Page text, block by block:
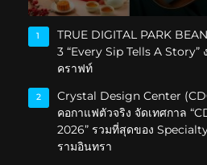
1
TRUE DIGITAL PARK
3 “Every Sip Tells A
คราฟท์
2
Crystal Design Center
คอกาแฟตัวจริง จัดเทศกาล
2026” รวมที่สุดของ
รามอินทรา